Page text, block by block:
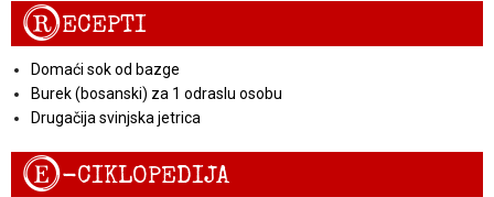
RECEPTI
Domaći sok od bazge
Burek (bosanski) za 1 odraslu osobu
Drugačija svinjska jetrica
E-CIKLOPEDIJA